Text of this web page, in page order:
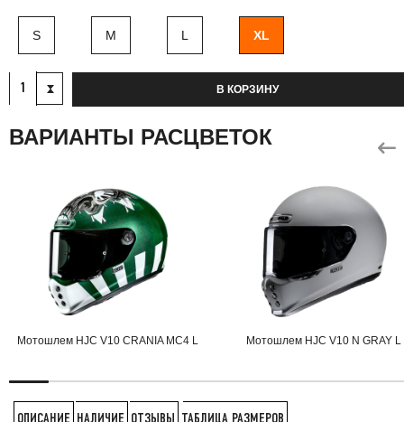
S M L XL
В КОРЗИНУ
ВАРИАНТЫ РАСЦВЕТОК
Мотошлем HJC V10 CRANIA MC4 L Мотошлем HJC V10 N GRAY L
ОПИСАНИЕ НАЛИЧИЕ ОТЗЫВЫ ТАБЛИЦА РАЗМЕРОВ